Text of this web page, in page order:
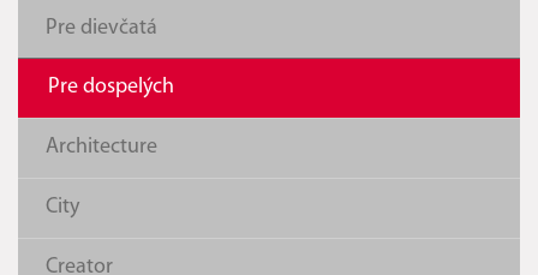
Pre dievčatá
Pre dospelých
Architecture
City
Creator